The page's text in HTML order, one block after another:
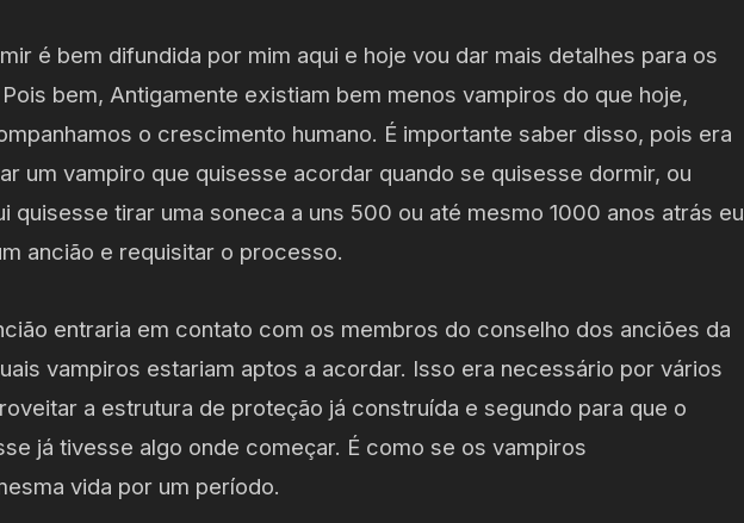
é bem difundida por mim aqui e hoje vou dar mais detalhes para os
bem, Antigamente existiam bem menos vampiros do que hoje,
o crescimento humano. É importante saber disso, pois era
um vampiro que quisesse acordar quando se quisesse dormir, ou
quisesse tirar uma soneca a uns 500 ou até mesmo 1000 anos atrás eu
ancião e requisitar o processo.
entraria em contato com os membros do conselho dos anciões da
vampiros estariam aptos a acordar. Isso era necessário por vários
a estrutura de proteção já construída e segundo para que o
já tivesse algo onde começar. É como se os vampiros
vida por um período.